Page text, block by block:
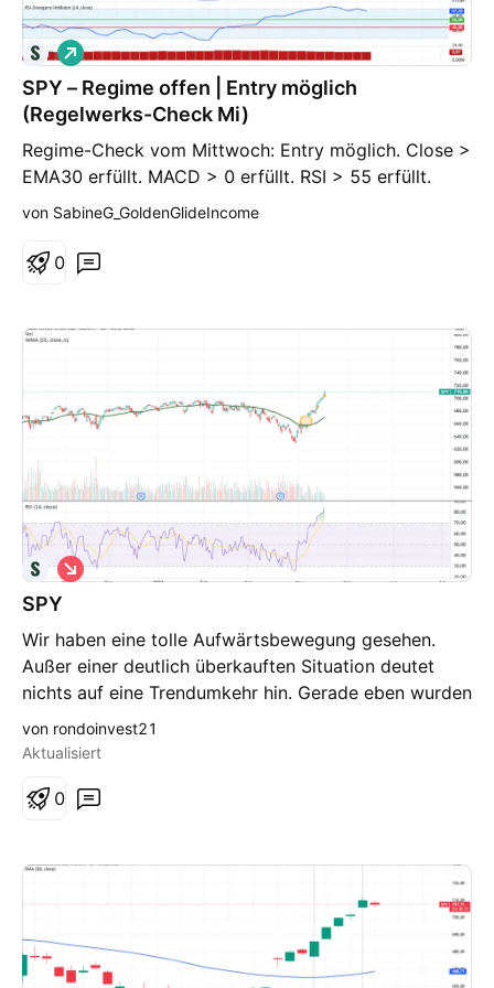
SPY – Regime offen | Entry möglich
(Regelwerks-Check Mi)
Regime-Check vom Mittwoch: Entry möglich. Close >
EMA30 erfüllt. MACD > 0 erfüllt. RSI > 55 erfüllt.
Damit ist das Regime offen. Im SPY 11DTE Bull Put
drei Bedingungen erfüllt sind. Konsequenz: Regime
L
o
n
von SabineG_GoldenGlideIncome
0
SPY
Wir haben eine tolle Aufwärtsbewegung gesehen.
Außer einer deutlich überkauften Situation deutet
nichts auf eine Trendumkehr hin. Gerade eben wurden
dennoch kfr. Bear Spreads gekauft ( hedging für
Depot) -warum? Typisch wäre zumindest ein close
Anlaufen des 2. gaps. - aber eher kfr. nicht
S
h
o
t
von rondoinvest21
Aktualisiert
0